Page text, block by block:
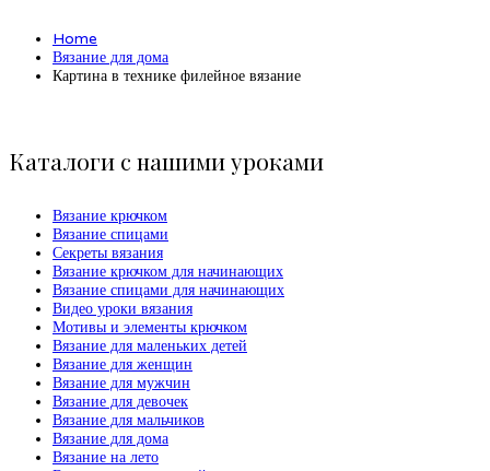
Home
Вязание для дома
Картина в технике филейное вязание
Каталоги с нашими уроками
Вязание крючком
Вязание спицами
Секреты вязания
Вязание крючком для начинающих
Вязание спицами для начинающих
Видео уроки вязания
Мотивы и элементы крючком
Вязание для маленьких детей
Вязание для женщин
Вязание для мужчин
Вязание для девочек
Вязание для мальчиков
Вязание для дома
Вязание на лето